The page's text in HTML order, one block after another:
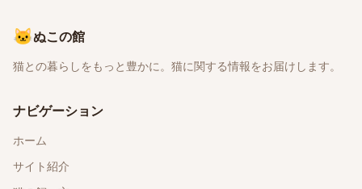
🐱ぬこの館
猫との暮らしをもっと豊かに。猫に関する情報をお届けします。
ナビゲーション
ホーム
サイト紹介